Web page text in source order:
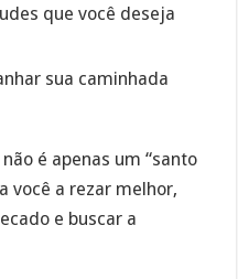
que você deseja
sua caminhada
é apenas um “santo
você a rezar melhor,
e buscar a